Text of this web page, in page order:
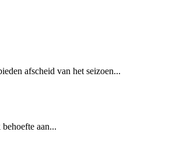
afscheid van het seizoen...
aan...